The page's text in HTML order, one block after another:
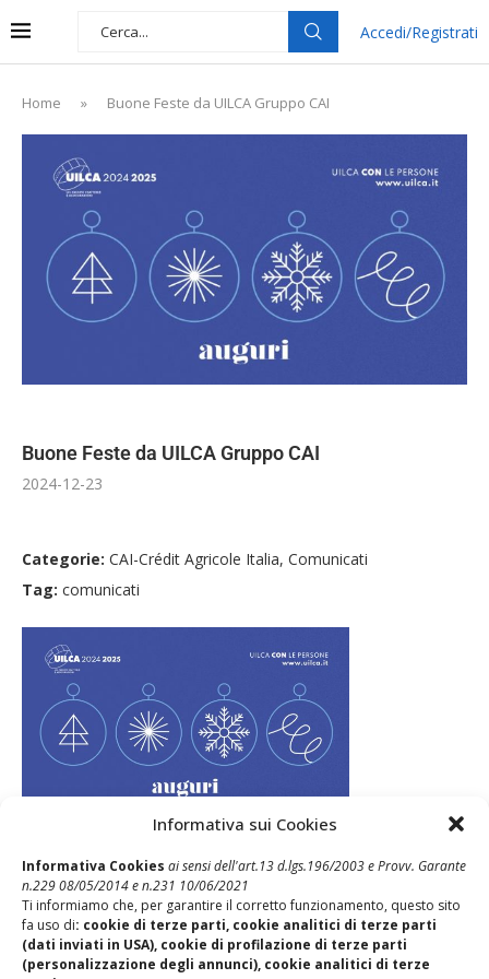
Informativa sui Cookies
Informativa Cookies ai sensi dell'art.13 d.lgs.196/2003 e Provv. Garante
n.229 08/05/2014 e n.231 10/06/2021
Ti informiamo che, per garantire il corretto funzionamento, questo sito
fa uso di: cookie di terze parti, cookie analitici di terze parti
(dati inviati in USA), cookie di profilazione di terze parti
(personalizzazione degli annunci), cookie analitici di terze
Accedi/Registrati
Home » Buone Feste da UILCA Gruppo CAI
Buone Feste da UILCA Gruppo CAI
2024-12-23
Categorie: CAI-Crédit Agricole Italia, Comunicati
Tag: comunicati
Post Precedente
Il deserto che avanza – Puntata N. 4